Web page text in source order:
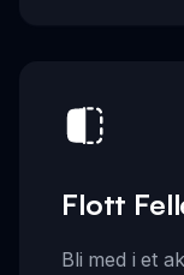
Flott
Bli med i et